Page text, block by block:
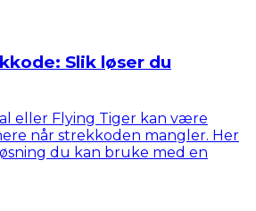
Slik løser du
eller Flying Tiger kan være
når strekkoden mangler. Her
du kan bruke med en